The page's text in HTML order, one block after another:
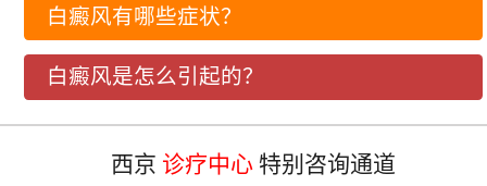
白癜风有哪些症状？
白癜风是怎么引起的？
西京 诊疗中心 特别咨询通道